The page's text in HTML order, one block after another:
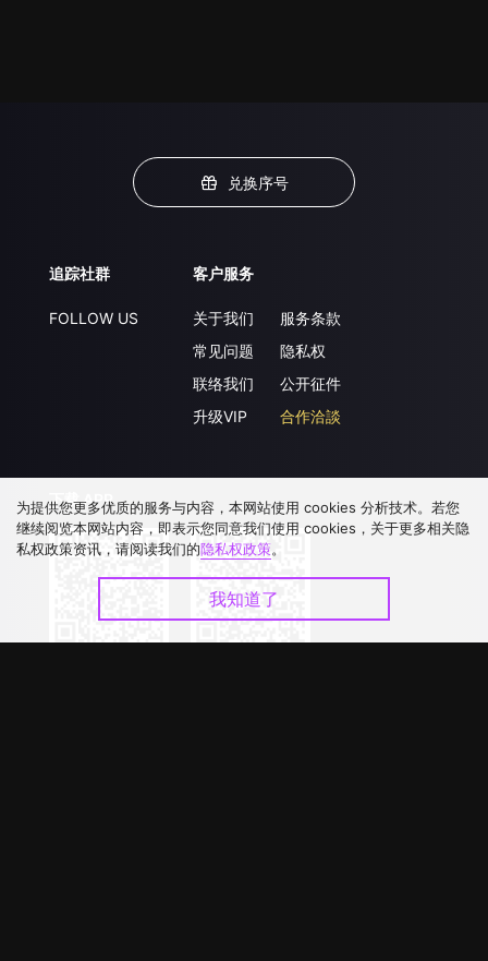
兑换序号
追踪社群
FOLLOW US
客户服务
关于我们
常见问题
联络我们
升级VIP
服务条款
隐私权
公开征件
合作洽談
下载 APP
为提供您更多优质的服务与内容，本网站使用 cookies 分析技术。若您
继续阅览本网站内容，即表示您同意我们使用 cookies，关于更多相关隐
私权政策资讯，请阅读我们的隐私权政策。
我知道了